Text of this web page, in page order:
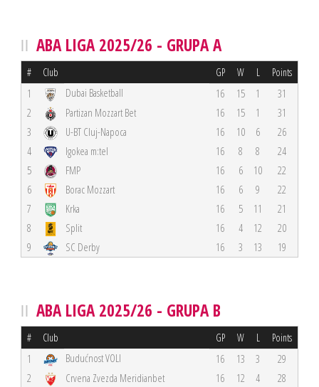
ABA LIGA 2025/26 - GRUPA A
# Club GP W L Points
1 Dubai Basketball 16 15 1
31
2
Partizan Mozzart Bet 16 15 1
31
3
U-BT Cluj-Napoca 16 10 6
26
4
Igokea m:tel 16 8 8
24
5
FMP 16 6 10
22
6
Borac Mozzart 16 6 9
22
7
Krka 16 5 11
21
8
Split 16 4 12
20
9
SC Derby 16 3 13 19
ABA LIGA 2025/26 - GRUPA B
# Club GP W L Points
1 Budućnost VOLI 16 13 3
29
2
Crvena Zvezda Meridianbet 16 12 4
28